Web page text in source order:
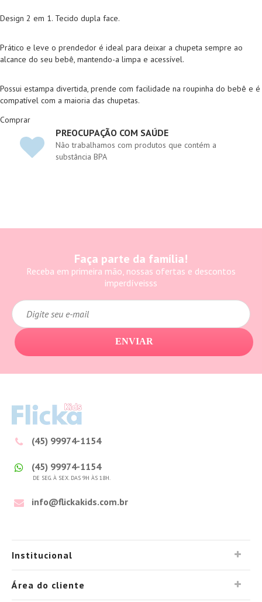
Design 2 em 1. Tecido dupla face.
Prático e leve o prendedor é ideal para deixar a chupeta sempre ao
alcance do seu bebê, mantendo-a limpa e acessível.
Possui estampa divertida, prende com facilidade na roupinha do bebê e é
compatível com a maioria das chupetas.
Comprar
PREOCUPAÇÃO COM SAÚDE
Não trabalhamos com produtos que contém a
substância BPA
Faça parte da família!
Receba em primeira mão, nossas ofertas e descontos
imperdíveisss
ENVIAR
(45) 99974-1154
(45) 99974-1154
DE SEG. À SEX. DAS 9H ÀS 18H.
info@flickakids.com.br
Institucional
Área do cliente